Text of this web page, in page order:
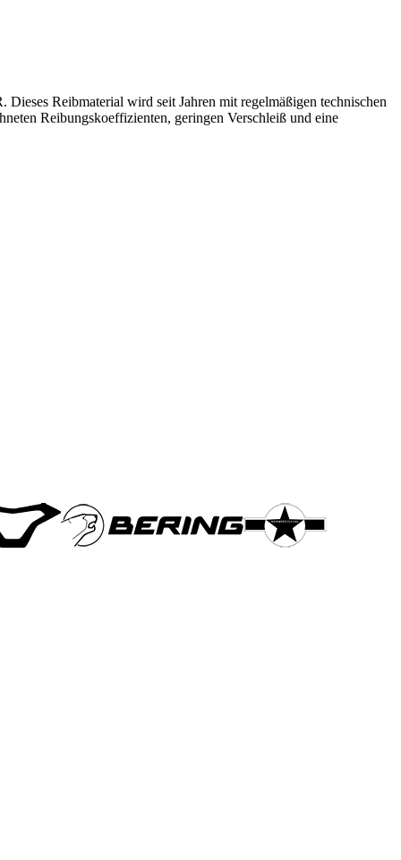
Reibmaterial wird seit Jahren mit regelmäßigen technischen
Reibungskoeffizienten, geringen Verschleiß und eine